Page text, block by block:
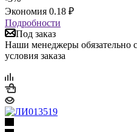
Экономия 0.18 ₽
Подробности
Под заказ
Наши менеджеры обязательно
условия заказа